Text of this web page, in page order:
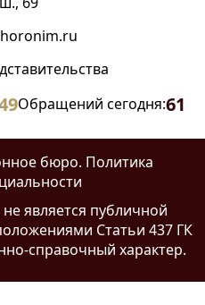
Обращений сегодня:61
бюро. Политика
не является публичной
Статьи 437 ГК
справочный характер.